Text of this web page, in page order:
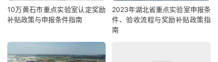
10万黄石市重点实验室认定奖励
补贴政策与申报条件指南
2023年湖北省重点实验室申报条
件、验收流程与奖励补贴政策指
南